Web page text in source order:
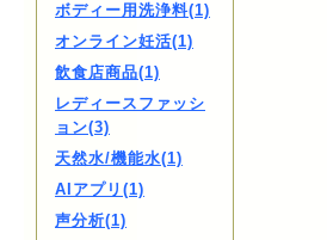
ボディー用洗浄料(1)
オンライン妊活(1)
飲食店商品(1)
レディースファッシ
ョン(3)
天然水/機能水(1)
AIアプリ(1)
声分析(1)